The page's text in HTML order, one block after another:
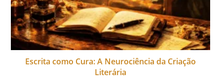
Escrita como Cura: A Neurociência da Criação
Literária